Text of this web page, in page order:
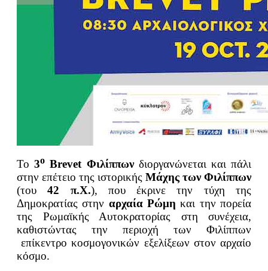
Το3ο Brevet Φιλίππωνδιοργανώνεται και πάλι
στην επέτειο της ιστορικής Μάχης των Φιλίππων
(του42 π.Χ.), που έκρινε την τύχη της
Δημοκρατίας στην αρχαία Ρώμη και την πορεία
της Ρωμαϊκής Αυτοκρατορίας στη συνέχεια,
καθιστώντας την περιοχή των Φιλίππων
επίκεντρο κοσμογονικών εξελίξεων στον αρχαίο
κόσμο.